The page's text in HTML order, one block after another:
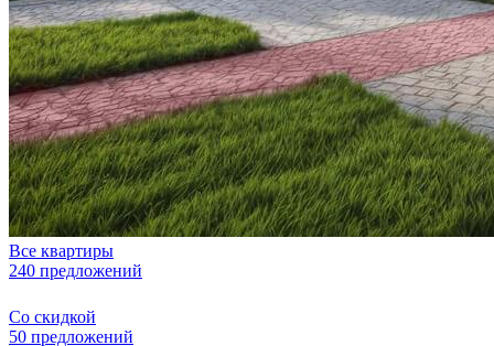
Все квартиры
240 предложений
Со скидкой
50 предложений